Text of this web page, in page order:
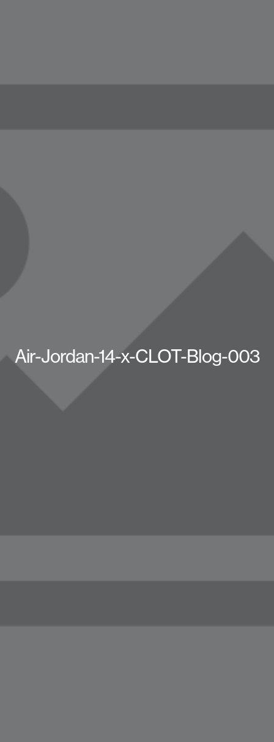
Air-Jordan-14-x-CLOT-Blog-003